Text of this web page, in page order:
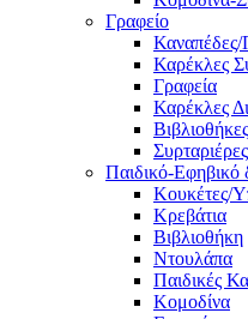
Γραφείο
Καρέκλες
Γραφεία
Καρέκλες
Βιβλιοθήκες
Συρταριέρες
Παιδικό-Εφηβικό
Κουκέτες/
Κρεβάτια
Βιβλιοθήκη
Ντουλάπα
Παιδικές
Κομοδίνα